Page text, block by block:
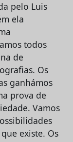
pelo Luis
ela
todos
de
Os
ganhámos
prova de
Vamos
existe. Os